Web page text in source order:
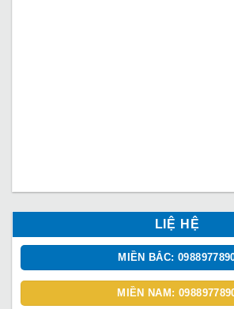
LIỆ HỆ
MIỀN BẮC:
MIỀN NAM: